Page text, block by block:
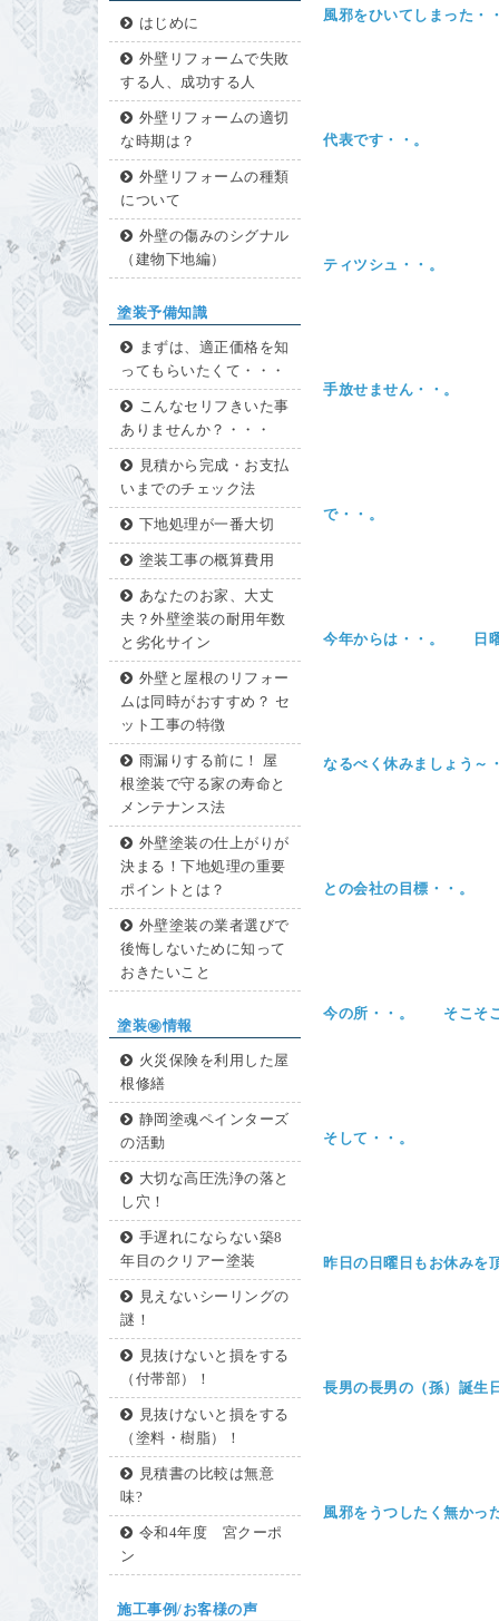
はじめに
外壁リフォームで失敗
する人、成功する人
外壁リフォームの適切
な時期は？
外壁リフォームの種類
について
外壁の傷みのシグナル
（建物下地編）
塗装予備知識
まずは、適正価格を知
ってもらいたくて・・・
こんなセリフきいた事
ありませんか？・・・
見積から完成・お支払
いまでのチェック法
下地処理が一番大切
塗装工事の概算費用
あなたのお家、大丈
夫？外壁塗装の耐用年数
と劣化サイン
外壁と屋根のリフォー
ムは同時がおすすめ？ セ
ット工事の特徴
雨漏りする前に！ 屋
根塗装で守る家の寿命と
メンテナンス法
外壁塗装の仕上がりが
決まる！下地処理の重要
ポイントとは？
外壁塗装の業者選びで
後悔しないために知って
おきたいこと
塗装㊙情報
火災保険を利用した屋
根修繕
静岡塗魂ペインターズ
の活動
大切な高圧洗浄の落と
し穴！
手遅れにならない築8
年目のクリアー塗装
見えないシーリングの
謎！
見抜けないと損をする
（付帯部）！
見抜けないと損をする
（塗料・樹脂）！
見積書の比較は無意
味?
令和4年度 宮クーポ
ン
施工事例/お客様の声
風邪をひいてしまった・
代表です・・。
ティツシュ・・。
手放せません・・。
で・・。
今年からは・・。 日
なるべく休みましょう～
との会社の目標・・。
今の所・・。 そこそこ
そして・・。
昨日の日曜日もお休みを
長男の長男の（孫）誕生
風邪をうつしたく無かっ